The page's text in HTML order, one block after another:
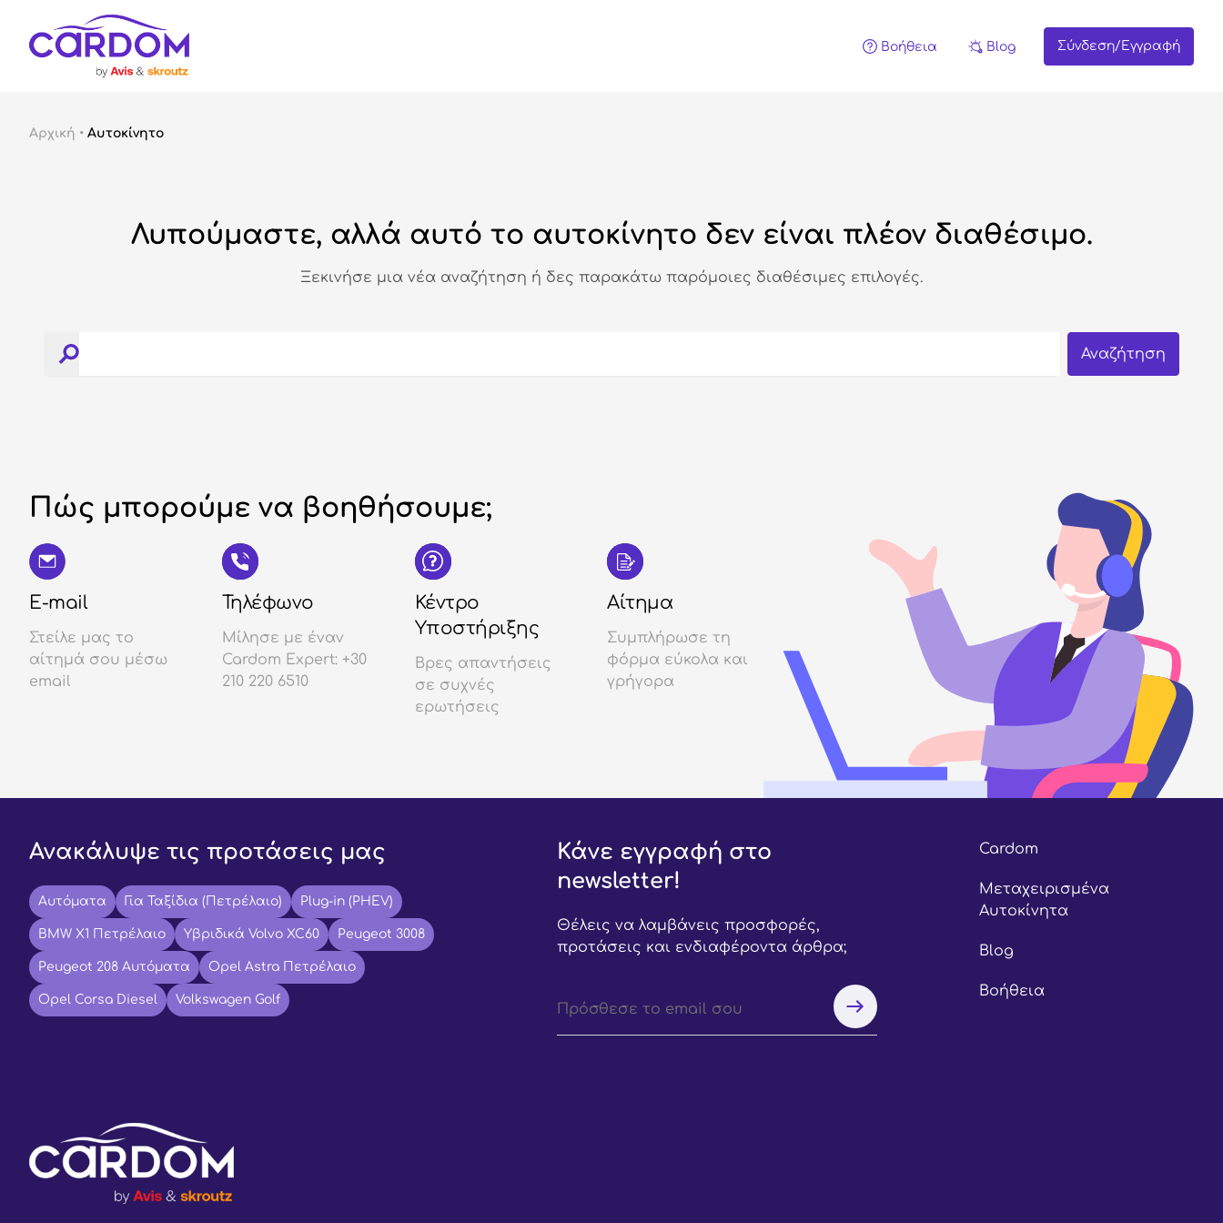
Βοήθεια Blog Σύνδεση/Εγγραφή
Αρχική • Αυτοκίνητο
Λυπούμαστε, αλλά αυτό το αυτοκίνητο δεν είναι πλέον διαθέσιμο.
Ξεκινήσε μια νέα αναζήτηση ή δες παρακάτω παρόμοιες διαθέσιμες επιλογές.
Αναζήτηση
Πώς μπορούμε να βοηθήσουμε;
E-mail
Στείλε μας το
αίτημά σου μέσω
email
Τηλέφωνο
Μίλησε με έναν
Cardom Expert: +30
210 220 6510
Κέντρο
Υποστήριξης
Βρες απαντήσεις
σε συχνές
ερωτήσεις
Αίτημα
Συμπλήρωσε τη
φόρμα εύκολα και
γρήγορα
Ανακάλυψε τις προτάσεις μας
Αυτόματα Για Ταξίδια (Πετρέλαιο) Plug-in (PHEV)
BMW X1 Πετρέλαιο Υβριδικά Volvo XC60 Peugeot 3008
Peugeot 208 Αυτόματα Opel Astra Πετρέλαιο
Opel Corsa Diesel Volkswagen Golf
Κάνε εγγραφή στο
newsletter!
Θέλεις να λαμβάνεις προσφορές,
προτάσεις και ενδιαφέροντα άρθρα;
Cardom
Μεταχειρισμένα
Αυτοκίνητα
Blog
Βοήθεια